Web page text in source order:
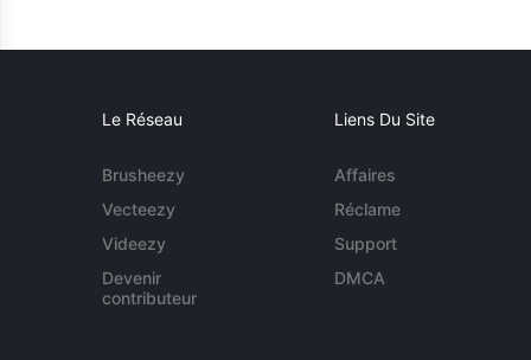
Le Réseau
Brusheezy
Vecteezy
Videezy
Devenir
contributeur
Liens Du Site
Affaires
Réclame
Support
DMCA